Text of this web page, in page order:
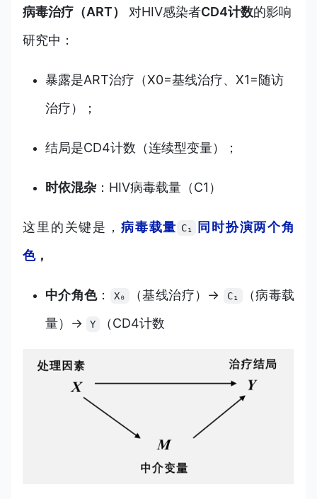
病毒治疗（ART）
对HIV感染者CD4计数的影响
研究中：
暴露是ART治疗（X0=基线治疗、X1=随访
治疗）；
结局是CD4计数（连续型变量）；
时依混杂：HIV病毒载量（C1）
这里的关键是， 病毒载量 C₁
同时扮演两个角
色，
中介角色： X₀ （基线治疗）→ C₁
（病毒载
量）→
Y （CD4计数